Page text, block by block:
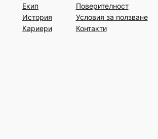
Екип
История
Кариери
Поверителност
Условия за ползване
Контакти